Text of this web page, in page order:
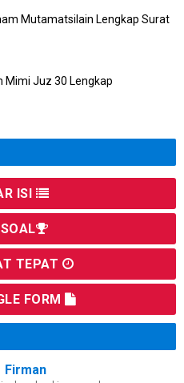
Mutamatsilain Lengkap Surat
Mimi Juz 30 Lengkap
ISI
TEPAT
FORM
Firman